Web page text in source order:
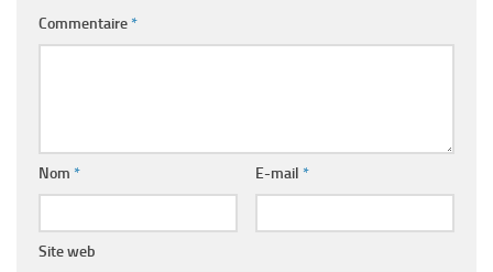
Commentaire*
Nom * E-mail *
Site web